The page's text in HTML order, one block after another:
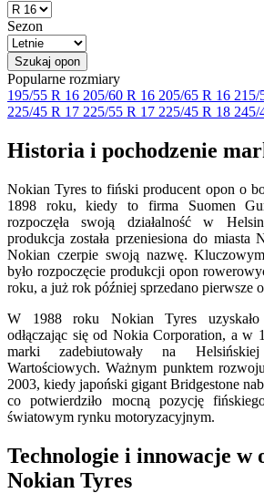
Sezon
Szukaj opon
Popularne rozmiary
195/55 R 16 205/60 R 16 205/65 R 16 215/
225/45 R 17 225/55 R 17 225/45 R 18 245/
Historia i pochodzenie
Nokian Tyres to fiński producent opon o
1898 roku, kiedy to firma Suomen
rozpoczęła swoją działalność w
produkcja została przeniesiona do miasta
Nokian czerpie swoją nazwę.
było rozpoczęcie produkcji opon
roku, a już rok później sprzedano pierwsze
W 1988 roku Nokian Tyres uzyskało
odłączając się od Nokia Corporation, a w
marki zadebiutowały na
Wartościowych. Ważnym punktem
2003, kiedy japoński gigant Bridgestone
co potwierdziło mocną pozycję
światowym rynku motoryzacyjnym.
Technologie i innowacje w
Nokian Tyres